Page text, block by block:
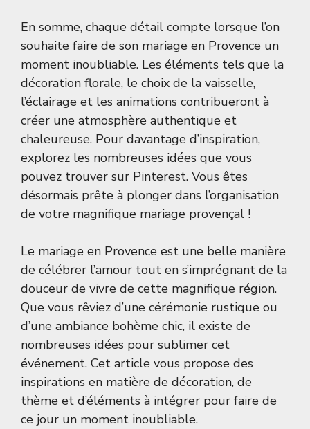
En somme, chaque détail compte lorsque l’on
souhaite faire de son mariage en Provence un
moment inoubliable. Les éléments tels que la
décoration florale, le choix de la vaisselle,
l’éclairage et les animations contribueront à
créer une atmosphère authentique et
chaleureuse. Pour davantage d’inspiration,
explorez les nombreuses idées que vous
pouvez trouver sur Pinterest. Vous êtes
désormais prête à plonger dans l’organisation
de votre magnifique mariage provençal !
Le mariage en Provence est une belle manière
de célébrer l’amour tout en s’imprégnant de la
douceur de vivre de cette magnifique région.
Que vous rêviez d’une cérémonie rustique ou
d’une ambiance bohème chic, il existe de
nombreuses idées pour sublimer cet
événement. Cet article vous propose des
inspirations en matière de décoration, de
thème et d’éléments à intégrer pour faire de
ce jour un moment inoubliable.